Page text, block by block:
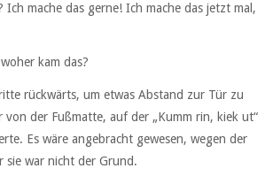
Ich mache das gerne! Ich mache das jetzt mal,
kam das?
rückwärts, um etwas Abstand zur Tür zu
von der Fußmatte, auf der „Kumm rin, kiek ut“
Es wäre angebracht gewesen, wegen der
sie war nicht der Grund.